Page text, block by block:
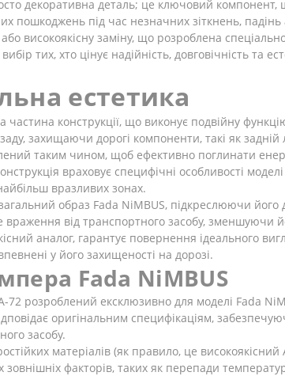
декоративна деталь; це ключовий
пошкоджень під час незначних зіткнень,
високоякісну заміну, що розроблена
тих, хто цінує надійність, довговічність та
естетика
частина конструкції, що виконує подвійну
захищаючи дорогі компоненти, такі як задній
таким чином, щоб ефективно поглинати
враховує специфічні особливості
вразливих зонах.
образ Fada NiMBUS, підкреслюючи
враження від транспортного засобу, зменшуючи
аналог, гарантує повернення ідеального
у його захищеності на дорозі.
Fada NiMBUS
72 розроблений ексклюзивно для моделі Fada
оригінальним специфікаціям,
засобу.
матеріалів (як правило, це високоякісний
зовнішніх факторів, таких як перепади